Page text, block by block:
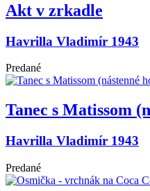
Akt v zrkadle
Havrilla Vladimír 1943
Predané
Tanec s Matissom
Havrilla Vladimír 1943
Predané